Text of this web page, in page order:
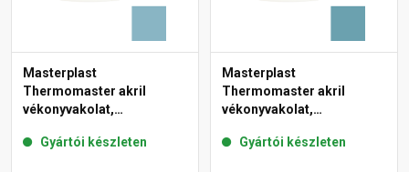
Masterplast
Thermomaster akril
vékonyvakolat,
36-D 25 kg
Gyártói készleten
Masterplast
Thermomaster akril
vékonyvakolat,
36-C 25 kg
Gyártói készleten